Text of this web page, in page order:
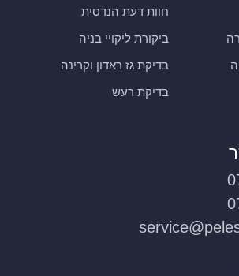
חוות דעת הנדסית
ביקורת ליקויי בניה
בדיקת גז ראדון וקרינה
בדיקת רעש